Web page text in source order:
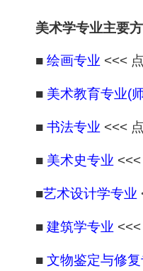
美术学专业主要方
■ 绘画专业 <<<
■ 美术教育专业(
■ 书法专业 <<<
■ 美术史专业
■艺术设计学专业
■ 建筑学专业
■ 文物鉴定与修